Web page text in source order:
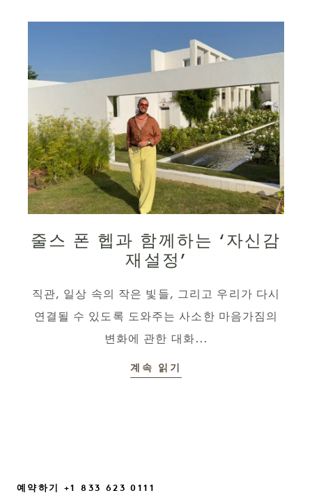
줄스 폰 헵과 함께하는 ‘자신감
재설정’
직관, 일상 속의 작은 빛들, 그리고 우리가 다시
연결될 수 있도록 도와주는 사소한 마음가짐의
변화에 관한 대화...
계속 읽기
예약하기 +1 833 623 0111